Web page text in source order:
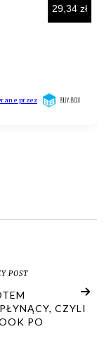
POST
CZYLI
PO